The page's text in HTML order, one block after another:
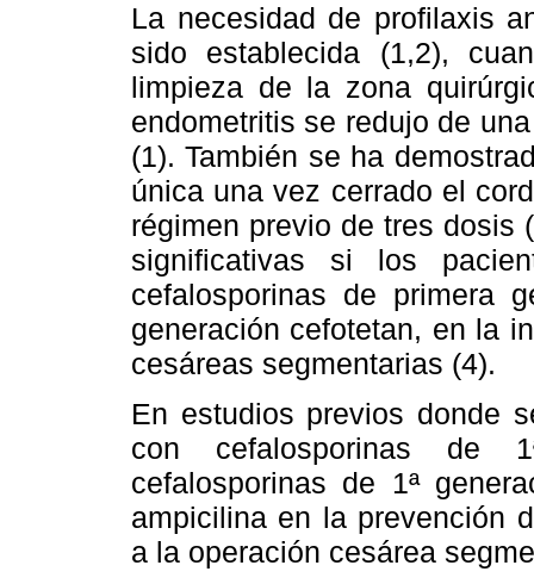
La necesidad de profilaxis
sido establecida (1,2),
limpieza de la zona
endometritis se redujo de
(1). También se ha
única una vez cerrado el
régimen previo de tres dosis
significativas si los
cefalosporinas de primera
generación cefotetan, en la
cesáreas segmentarias (4).
En estudios previos donde
con cefalosporinas de
cefalosporinas de 1ª
ampicilina en la prevención
a la operación cesárea